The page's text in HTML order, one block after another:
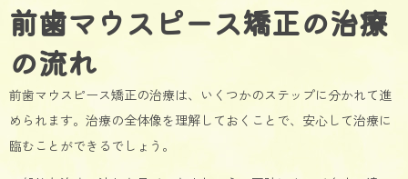
前歯マウスピース矯正の治療
の流れ
前歯マウスピース矯正の治療は、いくつかのステップに分かれて進
められます。治療の全体像を理解しておくことで、安心して治療に
臨むことができるでしょう。